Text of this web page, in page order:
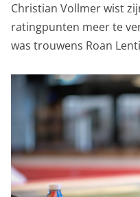
Christian Vollmer wist
ratingpunten meer te
was trouwens Roan